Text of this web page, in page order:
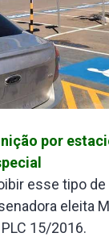
por
esse tipo
eleita
15/2016.